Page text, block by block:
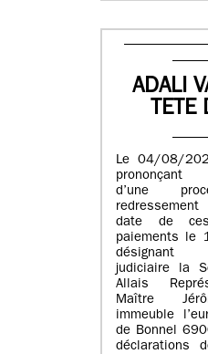
ADALI
TETE
Le 04/08/
prononçant
d’une
date de
paiements le
désignant
judiciaire la
Allais
Maître
immeuble
de Bonnel
déclarations